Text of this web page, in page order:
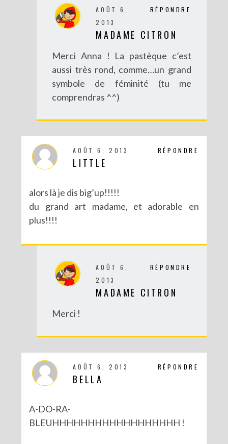
DIY : BRACELET BRÉSILIEN XXL
RÉPONDRE
AOÛT 6,
2013
MADAME CITRON
Merci Anna ! La pastèque c’est
aussi très rond, comme…un grand
symbole de féminité (tu me
comprendras ^^)
RÉPONDRE
AOÛT 6, 2013
LITTLE
alors là je dis big’up!!!!!
du grand art madame, et adorable en
plus!!!!
RÉPONDRE
AOÛT 6,
2013
MADAME CITRON
Merci !
RÉPONDRE
AOÛT 6, 2013
BELLA
A-DO-RA-
BLEUHHHHHHHHHHHHHHHHHH !